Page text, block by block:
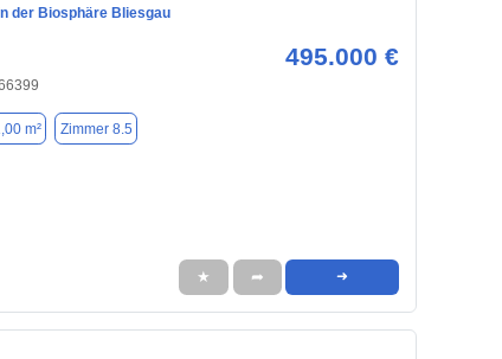
der Biosphäre Bliesgau
495.000 €
m² Zimmer 8.5
★ ➦ ➜